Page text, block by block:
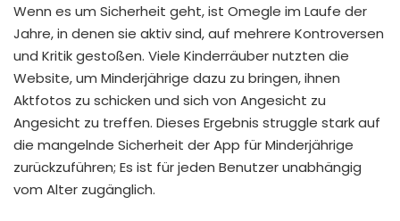
Wenn es um Sicherheit geht, ist Omegle im Laufe der
Jahre, in denen sie aktiv sind, auf mehrere Kontroversen
und Kritik gestoßen. Viele Kinderräuber nutzten die
Website, um Minderjährige dazu zu bringen, ihnen
Aktfotos zu schicken und sich von Angesicht zu
Angesicht zu treffen. Dieses Ergebnis struggle stark auf
die mangelnde Sicherheit der App für Minderjährige
zurückzuführen; Es ist für jeden Benutzer unabhängig
vom Alter zugänglich.